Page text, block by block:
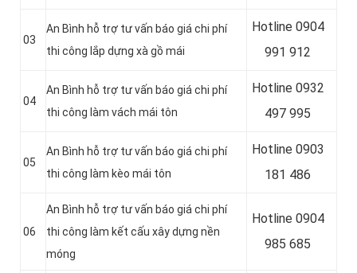
03
An Bình hỗ trợ tư vấn báo giá chi phí
thi công lắp dựng xà gồ mái
Hotline 0904
991 912
04
An Bình hỗ trợ tư vấn báo giá chi phí
thi công làm vách mái tôn
Hotline 0932
497 995
05
An Bình hỗ trợ tư vấn báo giá chi phí
thi công làm kèo mái tôn
Hotline 0903
181 486
06
An Bình hỗ trợ tư vấn báo giá chi phí
thi công làm kết cấu xây dựng nền
móng
Hotline 0904
985 685